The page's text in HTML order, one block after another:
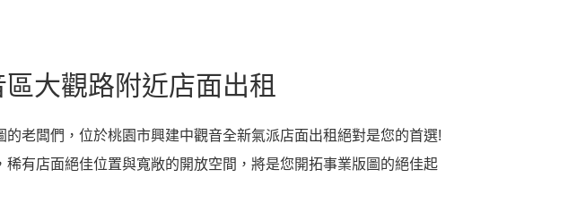
大觀路附近店面出租
老闆們，位於桃園市興建中觀音全新氣派店面出租絕對是您的首選!
有店面絕佳位置與寬敞的開放空間，將是您開拓事業版圖的絕佳起